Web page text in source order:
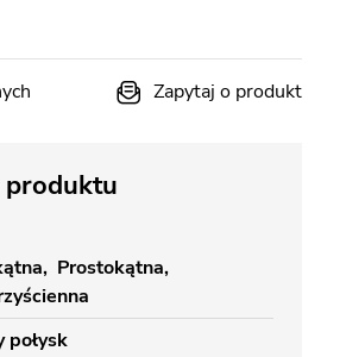
Zapytaj o produkt
produktu
Prostokątna
połysk